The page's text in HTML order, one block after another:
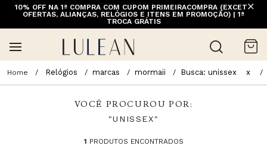
10% OFF NA 1ª COMPRA COM CUPOM PRIMEIRACOMPRA (EXCETO
OFERTAS, ALIANÇAS, RELÓGIOS E ITENS EM PROMOÇÃO) | 1ª
TROCA GRÁTIS
Relógios marcas mormaii Busca: unissex x
VOCÊ PROCUROU POR:
"UNISSEX"
1 PRODUTOS ENCONTRADOS